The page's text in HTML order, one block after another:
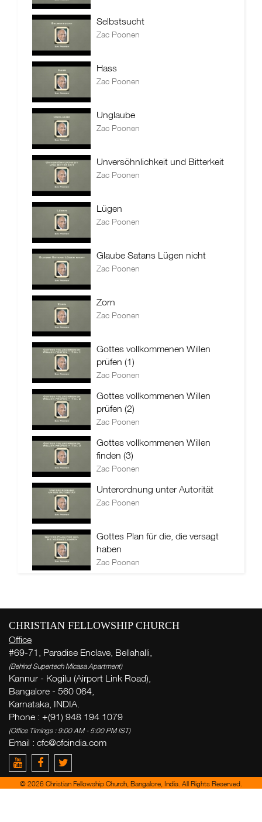
Selbstsucht
Zac Poonen
Hass
Zac Poonen
Unglaube
Zac Poonen
Unversöhnlichkeit und Bitterkeit
Zac Poonen
Lügen
Zac Poonen
Glaube Satans Lügen nicht
Zac Poonen
Zorn
Zac Poonen
Gottes vollkommenen Willen
prüfen (1)
Zac Poonen
Gottes vollkommenen Willen
prüfen (2)
Zac Poonen
Gottes vollkommenen Willen
finden (3)
Zac Poonen
Unterordnung unter Autorität
Zac Poonen
Gottes Plan für die, die versagt
haben
Zac Poonen
CHRISTIAN FELLOWSHIP CHURCH
Office
#69-71, Paradise Enclave, Bellahalli,
(Behind Supertech Micasa Apartment)
Kannur - Kogilu (Airport Link Road),
Bangalore - 560 064,
Karnataka, INDIA.
Phone : +(91) 948 194 1079
(Office Timings : 9:00 AM - 5:00 PM IST)
Email : cfc@cfcindia.com
© 2026 Christian Fellowship Church, Bangalore, India. All Rights Reserved.